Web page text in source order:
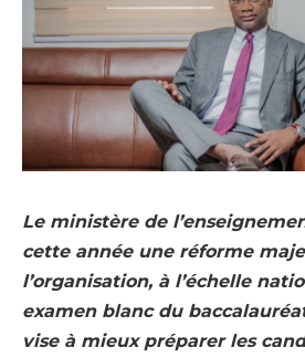
Le ministère de
cette année une réforme
l’organisation, à l’échelle
examen blanc du
vise à mieux préparer les